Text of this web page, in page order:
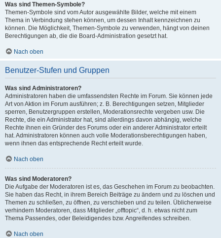
Was sind Themen-Symbole?
Themen-Symbole sind vom Autor ausgewählte Bilder, welche mit einem
Thema in Verbindung stehen können, um dessen Inhalt kennzeichnen zu
können. Die Möglichkeit, Themen-Symbole zu verwenden, hängt von deinen
Berechtigungen ab, die die Board-Administration gesetzt hat.
Nach oben
Benutzer-Stufen und Gruppen
Was sind Administratoren?
Administratoren haben die umfassendsten Rechte im Forum. Sie können jede
Art von Aktion im Forum ausführen; z. B. Berechtigungen setzen, Mitglieder
sperren, Benutzergruppen erstellen, Moderationsrechte vergeben usw. Die
Rechte, die ein Administrator hat, sind allerdings davon abhängig, welche
Rechte ihnen ein Gründer des Forums oder ein anderer Administrator erteilt
hat. Administratoren können auch volle Moderationsberechtigungen haben,
wenn ihnen das entsprechende Recht erteilt wurde.
Nach oben
Was sind Moderatoren?
Die Aufgabe der Moderatoren ist es, das Geschehen im Forum zu beobachten.
Sie haben das Recht, in ihrem Bereich Beiträge zu ändern und zu löschen und
Themen zu schließen, zu öffnen, zu verschieben und zu teilen. Üblicherweise
verhindern Moderatoren, dass Mitglieder „offtopic“, d. h. etwas nicht zum
Thema Passendes, oder Beleidigendes bzw. Angreifendes schreiben.
Nach oben